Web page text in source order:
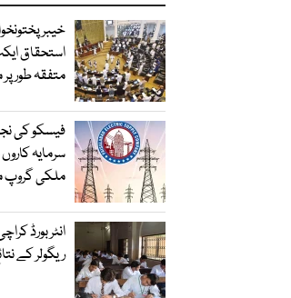
متفقہ طور
فیسکو کی
ملکی گروپ
انٹر بورڈ
ریگولر کے